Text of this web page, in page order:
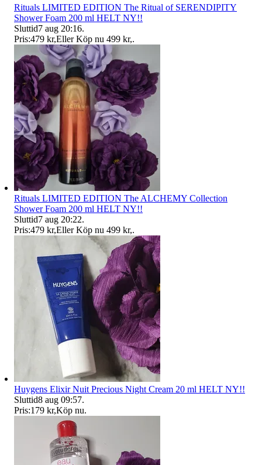
Rituals LIMITED EDITION The Ritual of SERENDIPITY
Shower Foam 200 ml HELT NY!!
Sluttid7 aug 20:16.
Pris:479 kr,Eller Köp nu 499 kr,.
Rituals LIMITED EDITION The ALCHEMY Collection
Shower Foam 200 ml HELT NY!!
Sluttid7 aug 20:22.
Pris:479 kr,Eller Köp nu 499 kr,.
Huygens Elixir Nuit Precious Night Cream 20 ml HELT NY!!
Sluttid8 aug 09:57.
Pris:179 kr,Köp nu.